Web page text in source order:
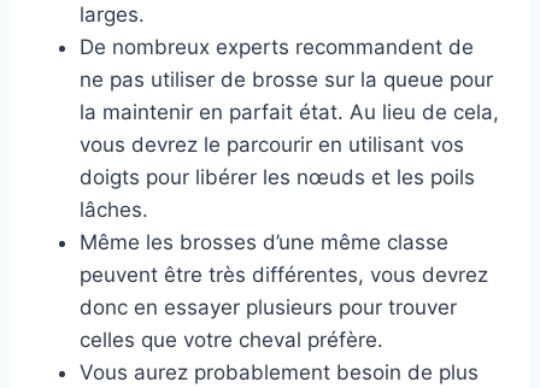
larges.
De nombreux experts recommandent de
ne pas utiliser de brosse sur la queue pour
la maintenir en parfait état. Au lieu de cela,
vous devrez le parcourir en utilisant vos
doigts pour libérer les nœuds et les poils
lâches.
Même les brosses d’une même classe
peuvent être très différentes, vous devrez
donc en essayer plusieurs pour trouver
celles que votre cheval préfère.
Vous aurez probablement besoin de plus